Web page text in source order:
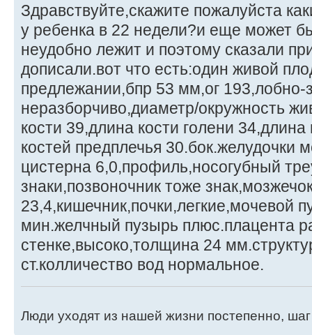
Здравствуйте,скажите пожалуйста
у ребенка в 22 недели?и еще может
неудобно лежит и поэтому сказали
дописали.вот что есть:один живой
предлежании,бпр 53 мм,ог
неразборчиво,диаметр/окружность
кости 39,длина кости голени
костей предплечья 30.бок.желудочки
цистерна 6,0,профиль,носогубный
знаки,позвоночник тоже
23,4,кишечник,почки,легкие,мочевой
мин.желчный пузырь плюс.плацента
стенке,высоко,толщина 24
ст.колличество вод нормальное.
Люди уходят из нашей жизни постепенно,